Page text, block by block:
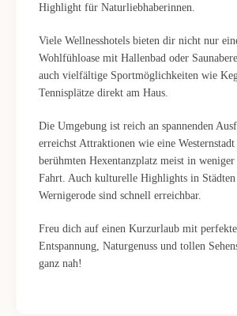
Highlight für Naturliebhaberinnen.
Viele Wellnesshotels bieten dir nicht nur
Wohlfühloase mit Hallenbad oder
auch vielfältige Sportmöglichkeiten wie
Tennisplätze direkt am Haus.
Die Umgebung ist reich an spannenden
erreichst Attraktionen wie eine Westernstadt
berühmten Hexentanzplatz meist in
Fahrt. Auch kulturelle Highlights in
Wernigerode sind schnell erreichbar.
Freu dich auf einen Kurzurlaub mit
Entspannung, Naturgenuss und tollen
ganz nah!